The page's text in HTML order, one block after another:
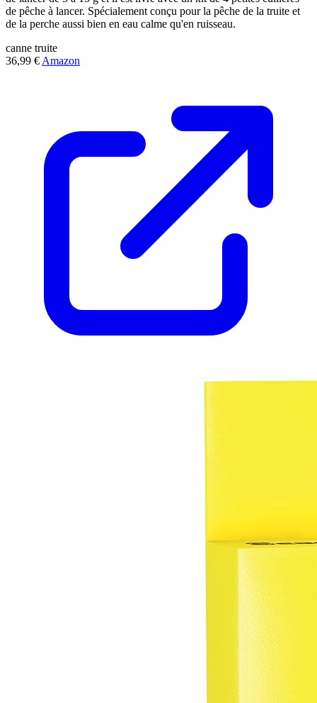
de pêche à lancer. Spécialement conçu pour la pêche de la truite et
de la perche aussi bien en eau calme qu'en ruisseau.
canne truite
36,99 € Amazon